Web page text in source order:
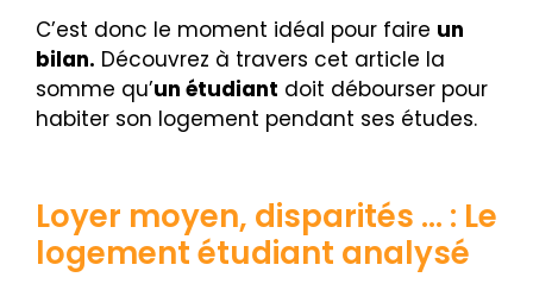
C’est donc le moment idéal pour faire un
bilan. Découvrez à travers cet article la
somme qu’un étudiant doit débourser pour
habiter son logement pendant ses études.
Loyer moyen, disparités … : Le
logement étudiant analysé